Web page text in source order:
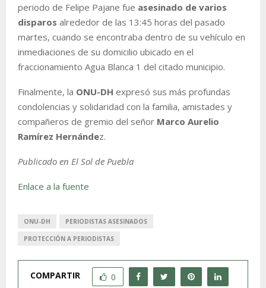
periodo de Felipe Pajane fue asesinado de varios
disparos alrededor de las 13:45 horas del pasado
martes, cuando se encontraba dentro de su vehículo en
inmediaciones de su domicilio ubicado en el
fraccionamiento Agua Blanca 1 del citado municipio.
Finalmente, la ONU-DH expresó sus más profundas
condolencias y solidaridad con la familia, amistades y
compañeros de gremio del señor Marco Aurelio
Ramírez Hernández.
Publicado en El Sol de Puebla
Enlace a la fuente
ONU-DH PERIODISTAS ASESINADOS
PROTECCIÓN A PERIODISTAS
COMPARTIR 0